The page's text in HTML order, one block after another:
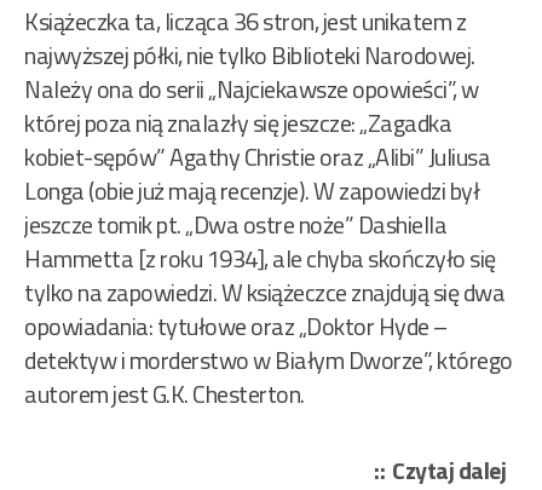
Książeczka ta, licząca 36 stron, jest unikatem z
najwyższej półki, nie tylko Biblioteki Narodowej.
Należy ona do serii „Najciekawsze opowieści”, w
której poza nią znalazły się jeszcze: „Zagadka
kobiet-sępów” Agathy Christie oraz „Alibi” Juliusa
Longa (obie już mają recenzje). W zapowiedzi był
jeszcze tomik pt. „Dwa ostre noże” Dashiella
Hammetta [z roku 1934], ale chyba skończyło się
tylko na zapowiedzi. W książeczce znajdują się dwa
opowiadania: tytułowe oraz „Doktor Hyde –
detektyw i morderstwo w Białym Dworze”, którego
autorem jest G.K. Chesterton.
Czytaj dalej